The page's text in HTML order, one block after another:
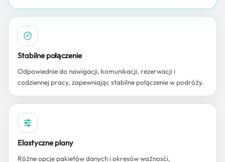
Stabilne połączenie
Odpowiednie do nawigacji, komunikacji, rezerwacji i
codziennej pracy, zapewniając stabilne połączenie w podróży.
Elastyczne plany
Różne opcje pakietów danych i okresów ważności,